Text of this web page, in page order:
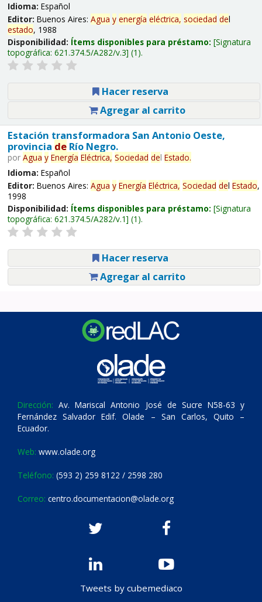
Idioma: Español
Editor: Buenos Aires: Agua y energía eléctrica, sociedad del
estado, 1988
Disponibilidad: Ítems disponibles para préstamo: Signatura
topográfica: 621.374.5/A282/v.3 (1).
Hacer reserva
Agregar al carrito
Estación transformadora San Antonio Oeste,
provincia deRío Negro.
por Agua y Energía Eléctrica, Sociedad del Estado.
Idioma: Español
Editor: Buenos Aires: Agua y Energía Eléctrica, Sociedad del Estado,
1998
Disponibilidad: Ítems disponibles para préstamo: Signatura
topográfica: 621.374.5/A282/v.1 (1).
Hacer reserva
Agregar al carrito
Dirección: Av. Mariscal Antonio José de Sucre N58-63 y
Fernández Salvador Edif. Olade – San Carlos, Quito –
Ecuador.
Web: www.olade.org
Teléfono: (593 2) 259 8122 / 2598 280
Correo: centro.documentacion@olade.org
Tweets by cubemediaco